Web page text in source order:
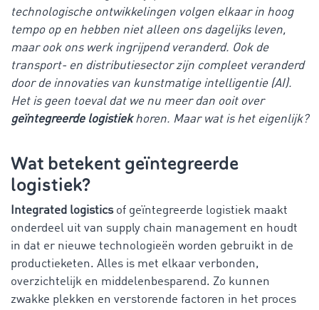
technologische ontwikkelingen volgen elkaar in hoog
tempo op en hebben niet alleen ons dagelijks leven,
maar ook ons werk ingrijpend veranderd. Ook de
transport- en distributiesector zijn compleet veranderd
door de innovaties van kunstmatige intelligentie (AI).
Het is geen toeval dat we nu meer dan ooit over
geïntegreerde logistiekhoren. Maar wat is het eigenlijk?
Wat betekent geïntegreerde
logistiek?
Integrated logistics of geïntegreerde logistiek maakt
onderdeel uit van supply chain management en houdt
in dat er nieuwe technologieën worden gebruikt in de
productieketen. Alles is met elkaar verbonden,
overzichtelijk en middelenbesparend. Zo kunnen
zwakke plekken en verstorende factoren in het proces